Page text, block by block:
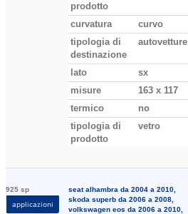
prodotto
curvatura
curvo
tipologia di
destinazione
autovetture
lato
sx
misure
163 x 117
termico
no
tipologia di
prodotto
vetro
925 sp
applicazioni
seat alhambra da 2004 a 2010,
skoda superb da 2006 a 2008,
volkswagen eos da 2006 a 2010,